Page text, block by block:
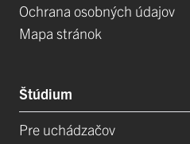
Ochrana osobných údajov
Mapa stránok
Štúdium
Pre uchádzačov